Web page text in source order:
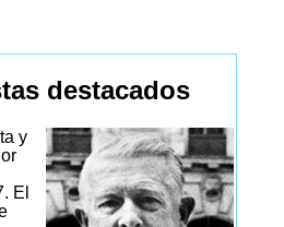
destacados
y
El